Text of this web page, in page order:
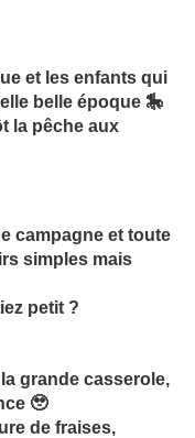
et les enfants qui
belle époque 🎠
la pêche aux
campagne et toute
simples mais
petit ?
grande casserole,
🥹
de fraises,